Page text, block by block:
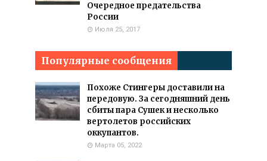
Очередное предательства
России
Июля 25, 2017
Популярные сообщения
Похоже Стингеры доставили на
передовую. За сегодняшний день
сбиты пара Сушек и несколько
вертолетов российских
оккупантов.
Марта 05, 2022